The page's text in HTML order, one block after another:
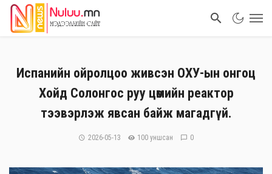
Испанийн ойролцоо живсэн ОХУ-ын онгоц
Хойд Солонгос руу цөмийн реактор
тээвэрлэж явсан байж магадгүй.
2026-05-13 100 уншсан 0